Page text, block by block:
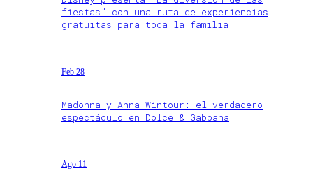
fiestas” con una ruta de experiencias
gratuitas para toda la familia
Feb 28
Madonna y Anna Wintour: el verdadero
espectáculo en Dolce & Gabbana
Ago 11